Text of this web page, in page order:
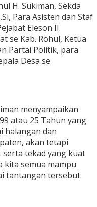
H. Sukiman, Sekda
Para Asisten dan Staf
Eleson II
se Kab. Rohul, Ketua
Partai Politik, para
Desa se
menyampaikan
atau 25 Tahun yang
halangan dan
akan tetapi
serta tekad yang kuat
kita semua mampu
tantangan tersebut.